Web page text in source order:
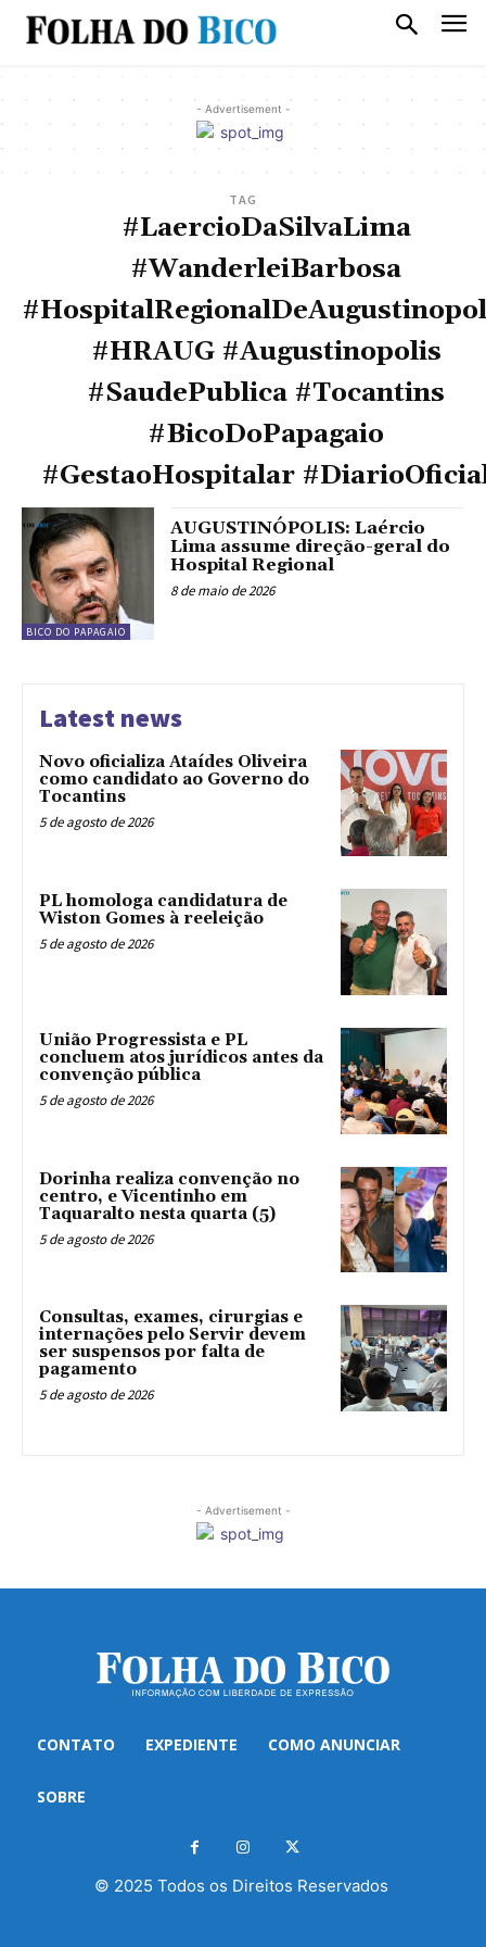
- Advertisement -
TAG
#LaercioDaSilvaLima
#WanderleiBarbosa
#HRAUG #Augustinopolis
#SaudePublica #Tocantins
#BicoDoPapagaio
#GestaoHospitalar
BICO DO PAPAGAIO
AUGUSTINÓPOLIS: Laércio
Lima assume direção-geral do
Hospital Regional
8 de maio de 2026
Latest news
Novo oficializa Ataídes Oliveira
como candidato ao Governo do
Tocantins
5 de agosto de 2026
PL homologa candidatura de
Wiston Gomes à reeleição
5 de agosto de 2026
União Progressista e PL
concluem atos jurídicos antes da
convenção pública
5 de agosto de 2026
Dorinha realiza convenção no
centro, e Vicentinho em
Taquaralto nesta quarta (5)
5 de agosto de 2026
Consultas, exames, cirurgias e
internações pelo Servir devem
ser suspensos por falta de
pagamento
5 de agosto de 2026
- Advertisement -
CONTATO EXPEDIENTE COMO ANUNCIAR
SOBRE
© 2025 Todos os Direitos Reservados